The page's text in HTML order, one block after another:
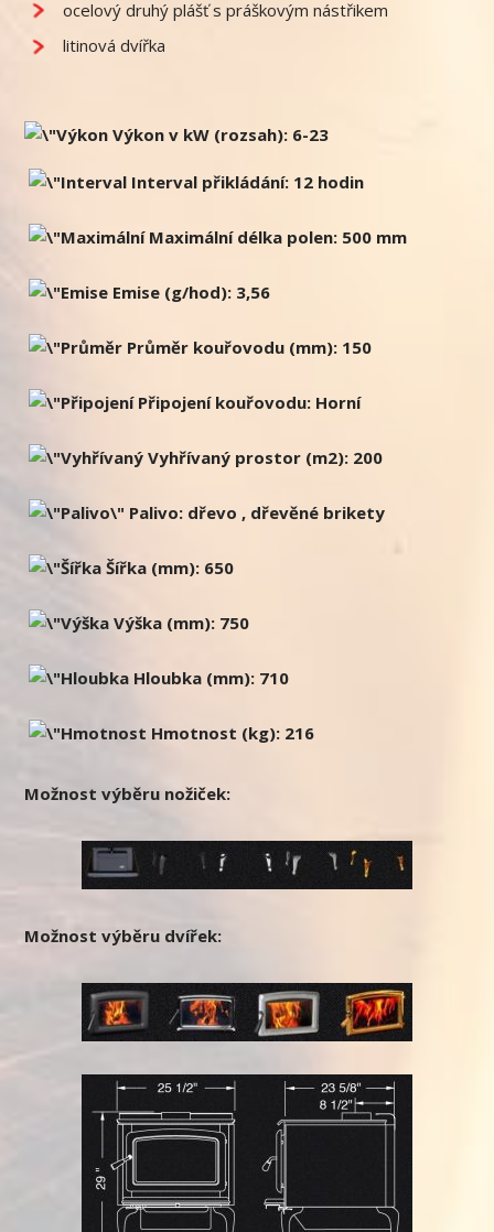
ocelový druhý plášť s práškovým nástřikem
litinová dvířka
Výkon v kW (rozsah): 6-23
Interval přikládání: 12 hodin
Maximální délka polen: 500 mm
Emise (g/hod): 3,56
Průměr kouřovodu (mm): 150
Připojení kouřovodu: Horní
Vyhřívaný prostor (m2): 200
Palivo: dřevo , dřevěné brikety
Šířka (mm): 650
Výška (mm): 750
Hloubka (mm): 710
Hmotnost (kg): 216
Možnost výběru nožiček:
Možnost výběru dvířek: